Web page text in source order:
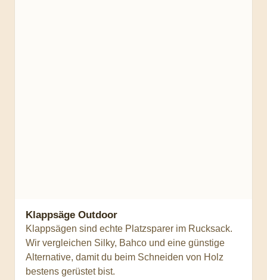
Klappsäge Outdoor
Klappsägen sind echte Platzsparer im Rucksack.
Wir vergleichen Silky, Bahco und eine günstige
Alternative, damit du beim Schneiden von Holz
bestens gerüstet bist.